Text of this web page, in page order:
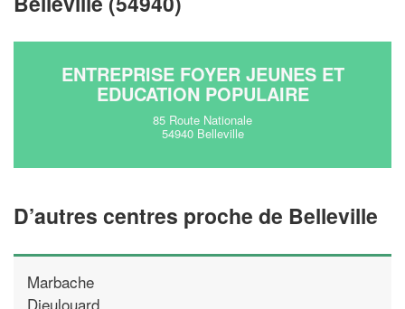
ENTREPRISE FOYER JEUNES ET
EDUCATION POPULAIRE
85 Route Nationale
54940 Belleville
D’autres centres proche de Belleville
Marbache
Dieulouard